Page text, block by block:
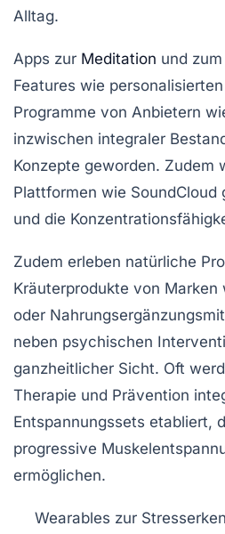
Alltag.
Apps zur Meditation und
Features wie
Programme von Anbietern
inzwischen integraler
Konzepte geworden. Zudem
Plattformen wie
und die
Zudem erleben natürliche
Kräuterprodukte von
oder
neben psychischen
ganzheitlicher Sicht. Oft
Therapie und Prävention
Entspannungssets etabliert,
progressive
ermöglichen.
Wearables zur